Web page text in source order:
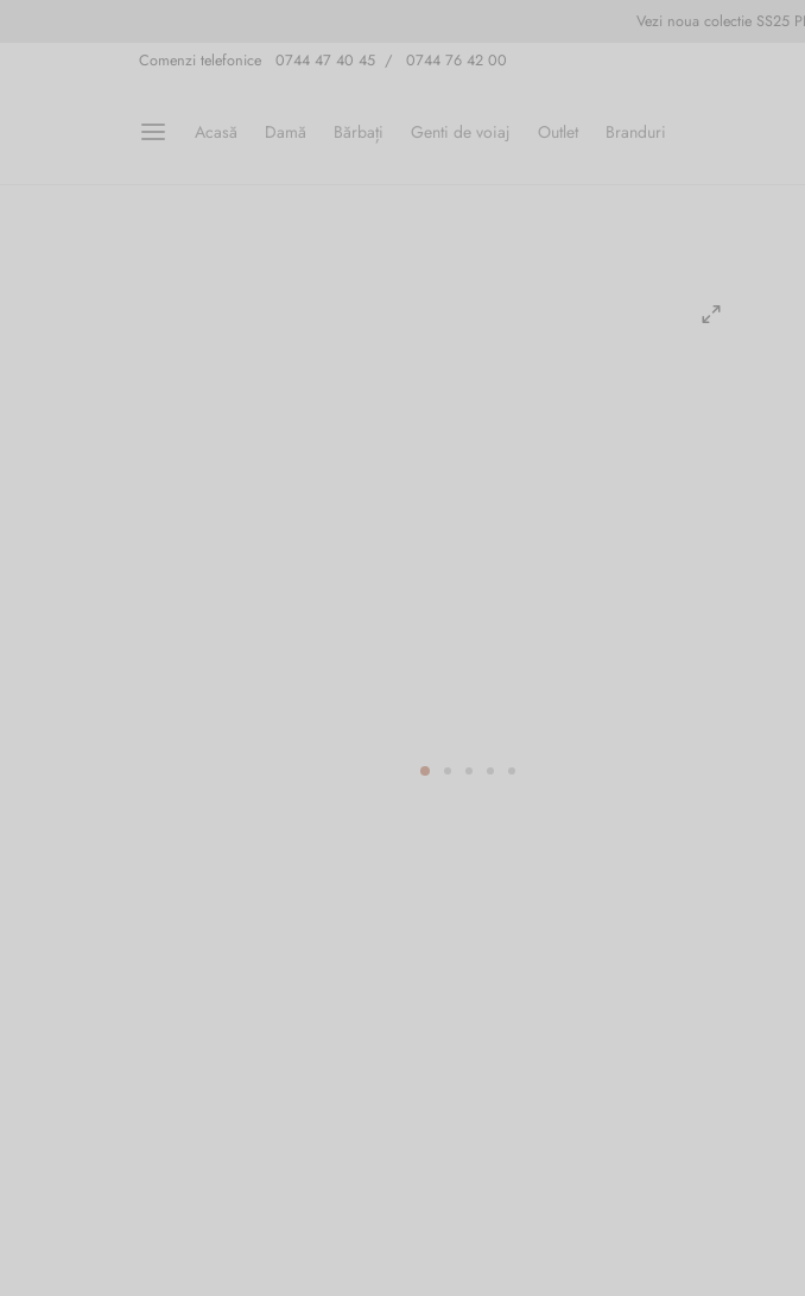
Vezi noua colectie SS25
Comenzi telefonice 0744 47 40 45 / 0744 76 42 00
Acasă Damă Bărbați Genti de voiaj Outlet Branduri